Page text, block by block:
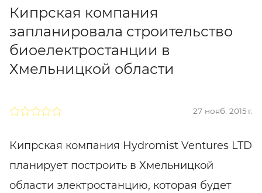
Кипрская компания
запланировала строительство
биоелектростанции в
Хмельницкой области
27 нояб. 2015 г.
Кипрская компания Hydromist Ventures LTD
планирует построить в Хмельницкой
области электростанцию, которая будет